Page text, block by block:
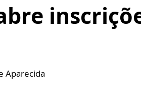
Aparecida